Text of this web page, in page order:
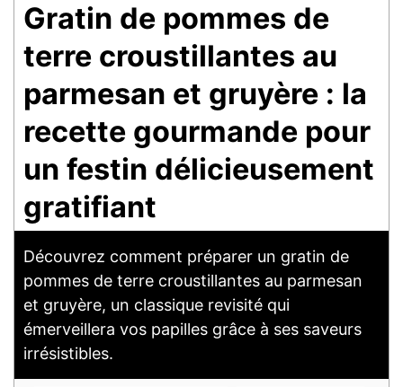
Gratin de pommes de
terre croustillantes au
parmesan et gruyère : la
recette gourmande pour
un festin délicieusement
gratifiant
Découvrez comment préparer un gratin de
pommes de terre croustillantes au parmesan
et gruyère, un classique revisité qui
émerveillera vos papilles grâce à ses saveurs
irrésistibles.